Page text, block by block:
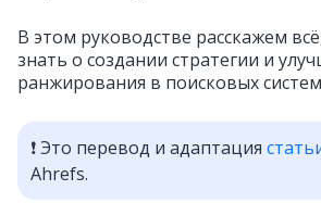
В этом руководстве расскажем
знать о создании стратегии и
ранжирования в поисковых
❗ Это перевод и адаптация
Ahrefs.